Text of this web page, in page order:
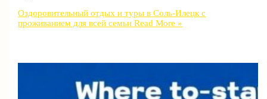
Оздоровительный отдых и туры в Соль-Илецк с
проживанием для всей семьи Read More »